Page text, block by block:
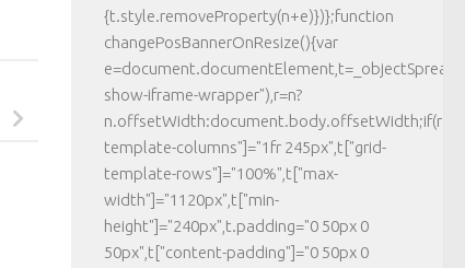
{t.style.removeProperty(n+e)})};function
changePosBannerOnResize(){var
show-iframe-wrapper"),r=n?
template-columns"]="1fr 245px",t["grid-
template-rows"]="100%",t["max-
width"]="1120px",t["min-
height"]="240px",t.padding="0 50px 0
50px",t["content-padding"]="0 50px 0